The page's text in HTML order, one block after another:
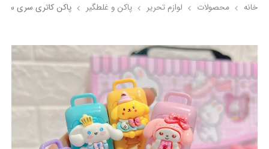
خانه محصولات لوازم تحریر پاکن و غلطگیر پاکن کاتری سری